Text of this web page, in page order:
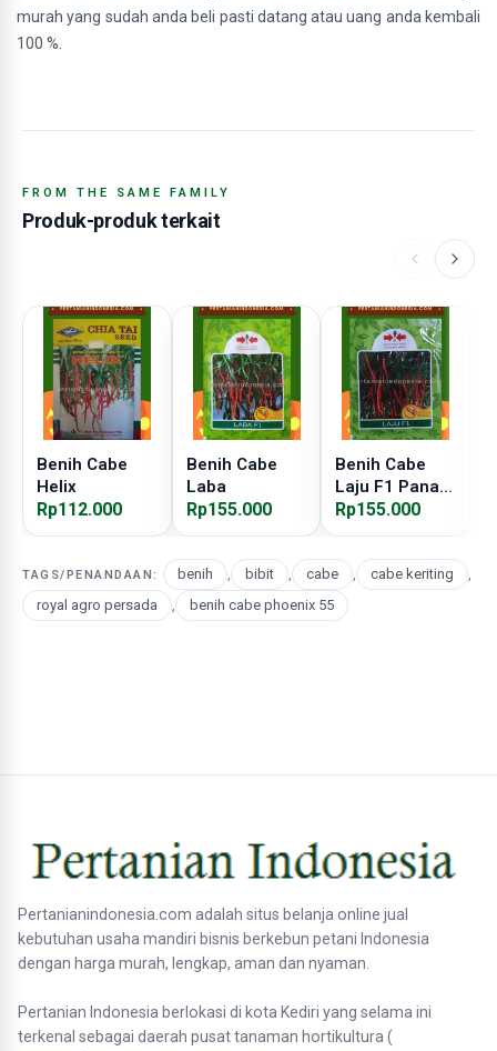
murah yang sudah anda beli pasti datang atau uang anda kembali
100 %.
FROM THE SAME FAMILY
Produk-produk terkait
Benih Cabe
Helix
Rp112.000
Benih Cabe
Laba
Rp155.000
Benih Cabe
Laju F1 Panah
Merah
Rp155.000
TAGS/PENANDAAN: benih , bibit , cabe , cabe keriting
,
royal agro persada
, benih cabe phoenix 55
Pertanianindonesia.com adalah situs belanja online jual
kebutuhan usaha mandiri bisnis berkebun petani Indonesia
dengan harga murah, lengkap, aman dan nyaman.
Pertanian Indonesia berlokasi di kota Kediri yang selama ini
terkenal sebagai daerah pusat tanaman hortikultura (